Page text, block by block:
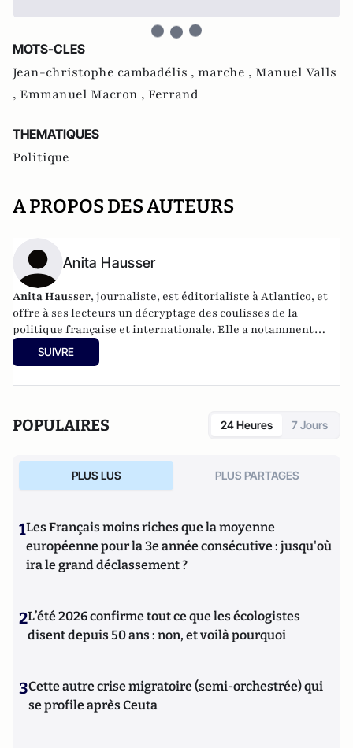
MOTS-CLES
Jean-christophe cambadélis , marche , Manuel Valls
, Emmanuel Macron , Ferrand
THEMATIQUES
Politique
A PROPOS DES AUTEURS
Anita Hausser
Anita Hausser, journaliste, est éditorialiste à Atlantico, et
offre à ses lecteurs un décryptage des coulisses de la
politique française et internationale. Elle a notamment
publiéSarkozy, itinéraire d'une ambition
l'Archipel, 2003). Elle a également réalisé les documentaires
SUIVRE
POPULAIRES 24 Heures 7 Jours
PLUS LUS PLUS PARTAGES
1Les Français moins riches que la moyenne
européenne pour la 3e année consécutive : jusqu'où
ira le grand déclassement ?
2L’été 2026 confirme tout ce que les écologistes
disent depuis 50 ans : non, et voilà pourquoi
3Cette autre crise migratoire (semi-orchestrée) qui
se profile après Ceuta